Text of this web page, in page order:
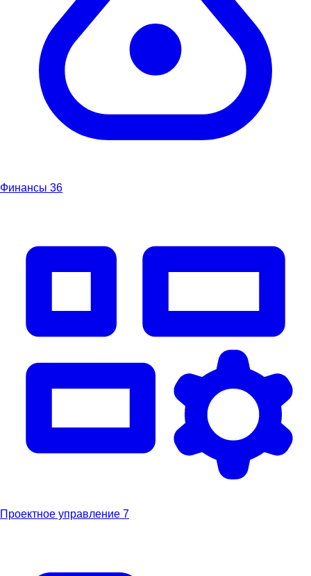
Финансы 36
Проектное управление 7